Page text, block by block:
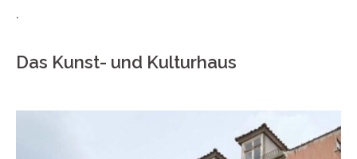
.
Das Kunst- und Kulturhaus